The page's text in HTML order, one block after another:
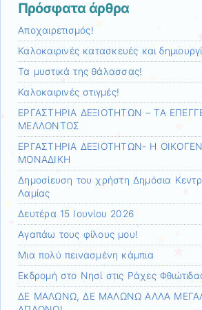
Πρόσφατα άρθρα
Αποχαιρετισμός!
Καλοκαιρινές κατασκευές και
Τα μυστικά της θάλασσας!
Καλοκαιρινές στιγμές!
ΕΡΓΑΣΤΗΡΙΑ ΔΕΞΙΟΤΗΤΩΝ – ΤΑ
ΜΕΛΛΟΝΤΟΣ
ΕΡΓΑΣΤΗΡΙΑ ΔΕΞΙΟΤΗΤΩΝ- Η
ΜΟΝΑΔΙΚΗ
Δημοσίευση του χρήστη Δημόσια
Λαμίας
Δευτέρα 15 Ιουνίου 2026
Αγαπάω τους φίλους μου!
Μια πολύ πεινασμένη κάμπια
Εκδρομή στο Νησί στις Ράχες
ΔΕ ΜΑΛΩΝΩ, ΔΕ ΜΑΛΩΝΩ ΑΛΛΑ